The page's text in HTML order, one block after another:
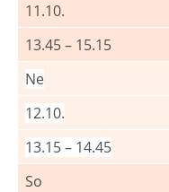
11.10.
13.45 – 15.15
Ne
12.10.
13.15 – 14.45
So